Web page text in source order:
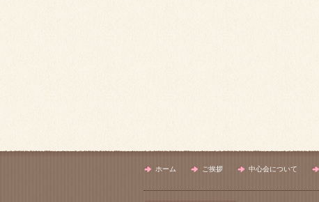
ホーム ご挨拶 中心会について